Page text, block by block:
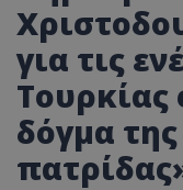
για τις
Τουρκίας
δόγμα